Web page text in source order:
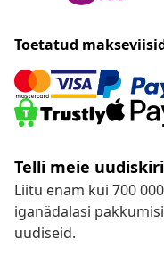
Toetatud
Telli meie uudiskiri
Liitu enam kui 700
iganädalasi
uudiseid.